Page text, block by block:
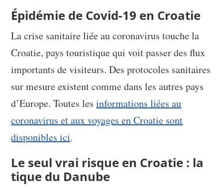
Épidémie de Covid-19 en Croatie
La crise sanitaire liée au coronavirus touche la
Croatie, pays touristique qui voit passer des flux
importants de visiteurs. Des protocoles sanitaires
sur mesure existent comme dans les autres pays
d’Europe. Toutes lesinformations liées au
coronavirus et aux voyages en Croatie sont
disponibles ici.
Le seul vrai risque en Croatie : la
tique du Danube